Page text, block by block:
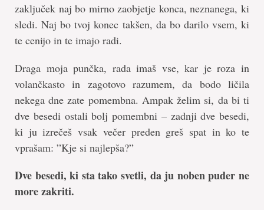
zaključek naj bo mirno zaobjetje konca, neznanega, ki
sledi. Naj bo tvoj konec takšen, da bo darilo vsem, ki
te cenijo in te imajo radi.
Draga moja punčka, rada imaš vse, kar je roza in
volančkasto in zagotovo razumem, da bodo ličila
nekega dne zate pomembna. Ampak želim si, da bi ti
dve besedi ostali bolj pomembni – zadnji dve besedi,
ki ju izrečeš vsak večer preden greš spat in ko te
vprašam: ”Kje si najlepša?”
Dve besedi, ki sta tako svetli, da ju noben puder ne
more zakriti.